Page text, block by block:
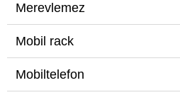
Merevlemez
Mobil rack
Mobiltelefon